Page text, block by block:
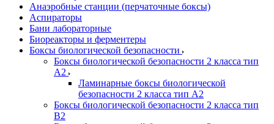
Анаэробные станции (перчаточные боксы)
Аспираторы
Бани лабораторные
Биореакторы и ферментеры
Боксы биологической безопасности
Боксы биологической безопасности 2 класса тип
A2
Ламинарные боксы биологической
безопасности 2 класса тип A2
Боксы биологической безопасности 2 класса тип
B2